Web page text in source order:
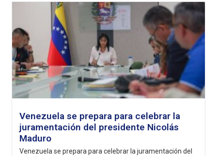
Venezuela se prepara para celebrar la
juramentación del presidente Nicolás
Maduro
Venezuela se prepara para celebrar la juramentación del